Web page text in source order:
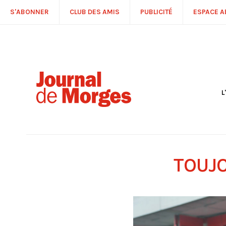
S'ABONNER CLUB DES AMIS PUBLICITÉ ESPACE